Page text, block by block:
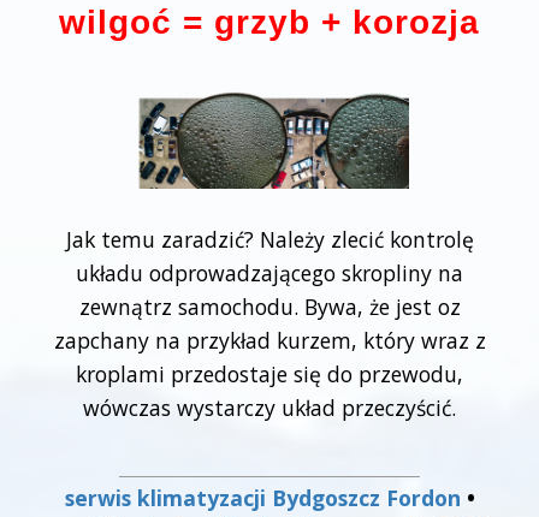
wilgoć = grzyb + korozja
Jak temu zaradzić? Należy zlecić kontrolę
układu odprowadzającego skropliny na
zewnątrz samochodu. Bywa, że jest oz
zapchany na przykład kurzem, który wraz z
kroplami przedostaje się do przewodu,
wówczas wystarczy układ przeczyścić.
serwis klimatyzacji Bydgoszcz Fordon •